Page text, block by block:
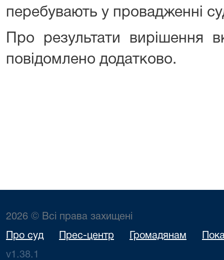
перебувають у провадженні
Про результати вирішення
повідомлено додатково.
2026 © Всі права захищені
Про суд Прес-центр Громадянам
v1.38.1